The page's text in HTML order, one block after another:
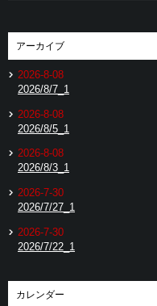
アーカイブ
2026-8-08
2026/8/7_1
2026-8-08
2026/8/5_1
2026-8-08
2026/8/3_1
2026-7-30
2026/7/27_1
2026-7-30
2026/7/22_1
カレンダー